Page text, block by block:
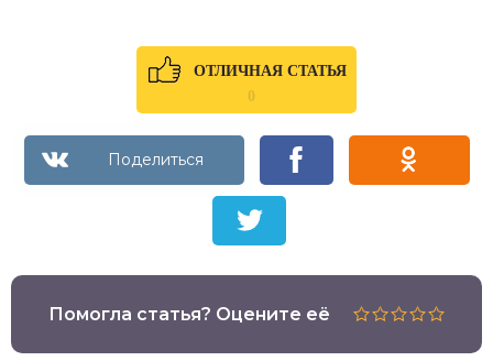
ОТЛИЧНАЯ СТАТЬЯ
0
Помогла статья? Оцените её